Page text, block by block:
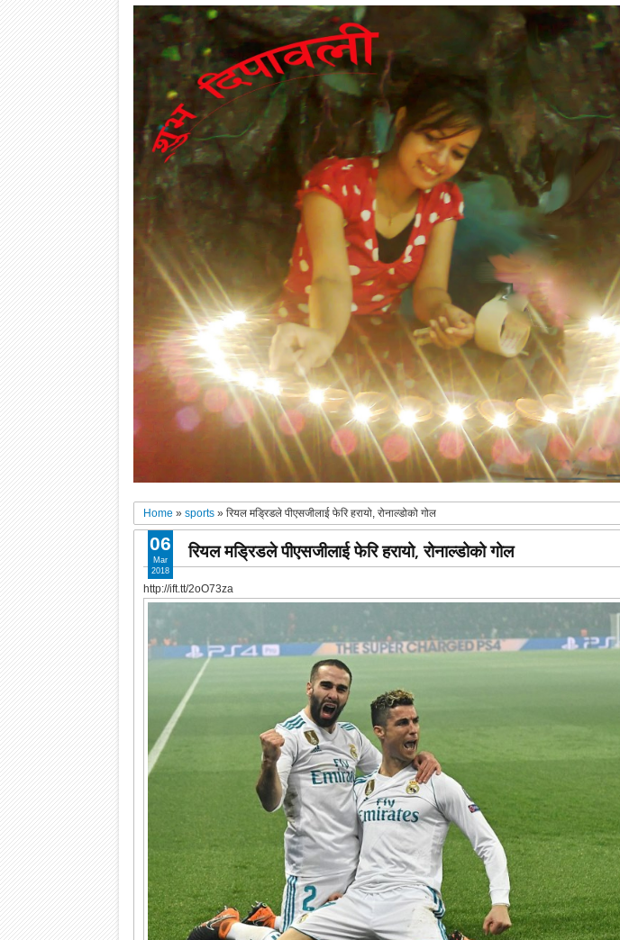
Home »sports »रियल मड्रिडले पीएसजीलाई फेरि हरायो, रोनाल्डोको गोल
रियल मड्रिडले पीएसजीलाई फेरि हरायो, रोनाल्डोको गोल
http://ift.tt/2oO73za
06
Mar
2018